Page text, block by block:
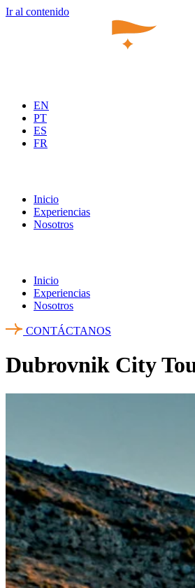
Ir al contenido
EN
PT
ES
FR
Inicio
Experiencias
Nosotros
Inicio
Experiencias
Nosotros
CONTÁCTANOS
Dubrovnik City